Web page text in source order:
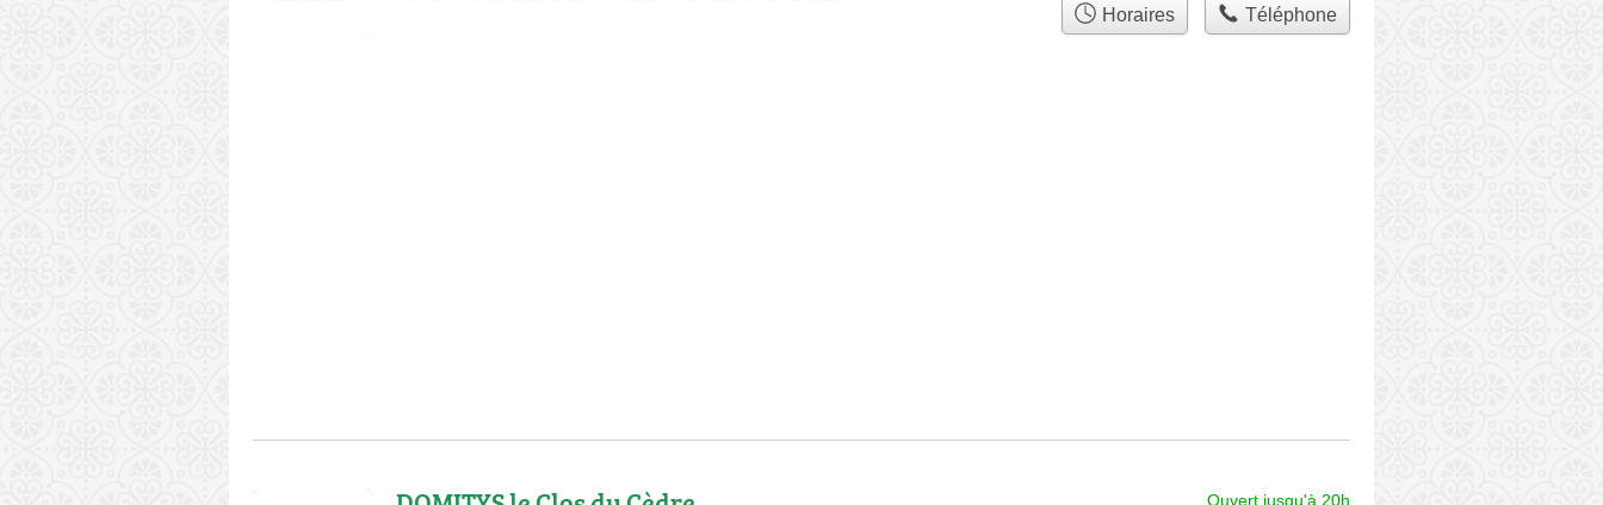
Horaires Téléphone
Ouvert jusqu'à 20h